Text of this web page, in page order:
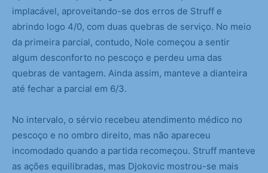
implacável, aproveitando-se dos erros de Struff e
abrindo logo 4/0, com duas quebras de serviço. No meio
da primeira parcial, contudo, Nole começou a sentir
algum desconforto no pescoço e perdeu uma das
quebras de vantagem. Ainda assim, manteve a dianteira
até fechar a parcial em 6/3.
No intervalo, o sérvio recebeu atendimento médico no
pescoço e no ombro direito, mas não apareceu
incomodado quando a partida recomeçou. Struff manteve
as ações equilibradas, mas Djokovic mostrou-se mais